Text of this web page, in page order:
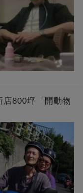
800坪「開動物